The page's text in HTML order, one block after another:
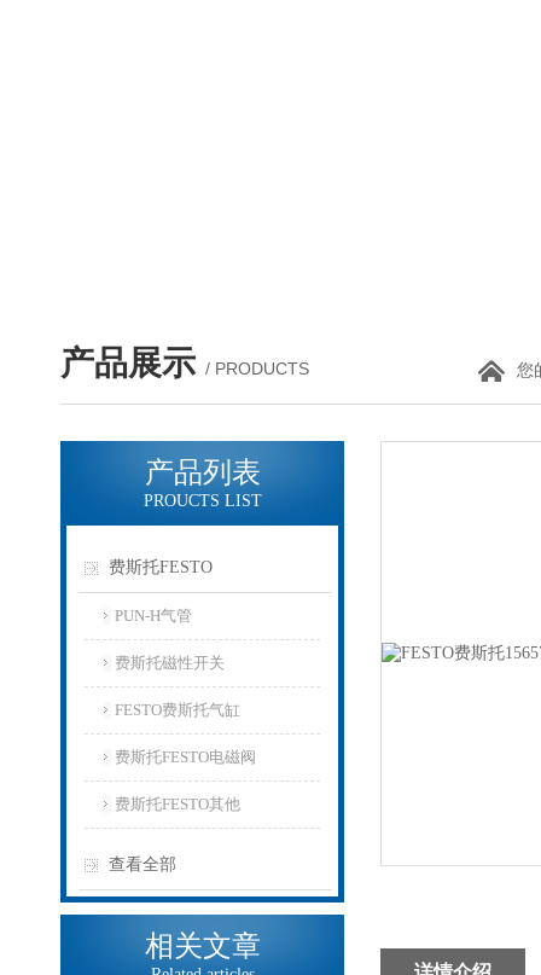
产品展示 / PRODUCTS 您
产品列表
PROUCTS LIST
费斯托FESTO
PUN-H气管
费斯托磁性开关
FESTO费斯托气缸
费斯托FESTO电磁阀
费斯托FESTO其他
查看全部
相关文章